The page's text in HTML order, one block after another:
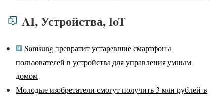
AI, Устройства, IoT
Samsung превратит устаревшие смартфоны
пользователей в устройства для управления умным
домом
Молодые изобретатели смогут получить 3 млн рублей в